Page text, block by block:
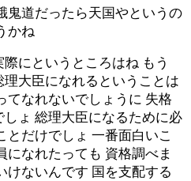
鬼道だったら天国やというの
かね
にというところはね もう
大臣になれるということは
てなれないでしょうに 失格
ょ 総理大臣になるために必
とだけでしょ 一番面白いこ
になれたっても 資格調べま
けないんです 国を支配する